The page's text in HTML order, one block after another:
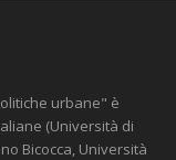
urbane" è
(Università di
Bicocca, Università